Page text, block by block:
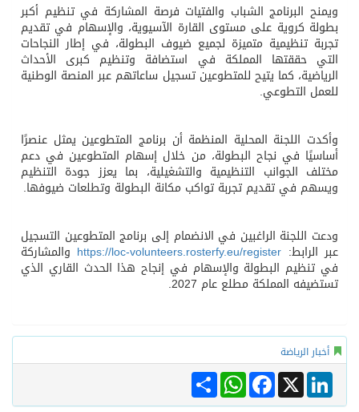
ويمنح البرنامج الشباب والفتيات فرصة المشاركة في تنظيم أكبر
بطولة كروية على مستوى القارة الآسيوية، والإسهام في تقديم
تجربة تنظيمية متميزة لجميع ضيوف البطولة، في إطار النجاحات
التي حققتها المملكة في استضافة وتنظيم كبرى الأحداث
الرياضية، كما يتيح للمتطوعين تسجيل ساعاتهم عبر المنصة الوطنية
للعمل التطوعي.
وأكدت اللجنة المحلية المنظمة أن برنامج المتطوعين يمثل عنصرًا
أساسيًا في نجاح البطولة، من خلال إسهام المتطوعين في دعم
مختلف الجوانب التنظيمية والتشغيلية، بما يعزز جودة التنظيم
ويسهم في تقديم تجربة تواكب مكانة البطولة وتطلعات ضيوفها.
ودعت اللجنة الراغبين في الانضمام إلى برنامج المتطوعين التسجيل
عبر الرابط: https://loc-volunteers.rosterfy.eu/register والمشاركة
في تنظيم البطولة والإسهام في إنجاح هذا الحدث القاري الذي
تستضيفه المملكة مطلع عام 2027.
أخبار الرياضة
Share
WhatsAppFacebook X
LinkedIn